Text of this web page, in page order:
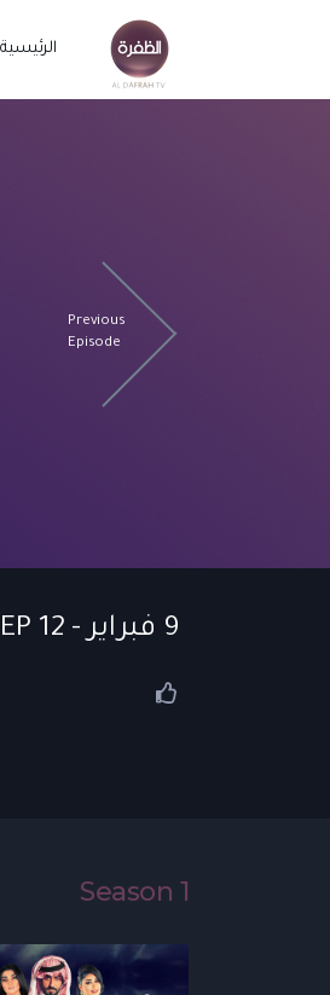
الرئيسية
Previous
Episode
9 فبراير - S1 - EP 12 - فبراير 9 | الحلقة 12
Season 1